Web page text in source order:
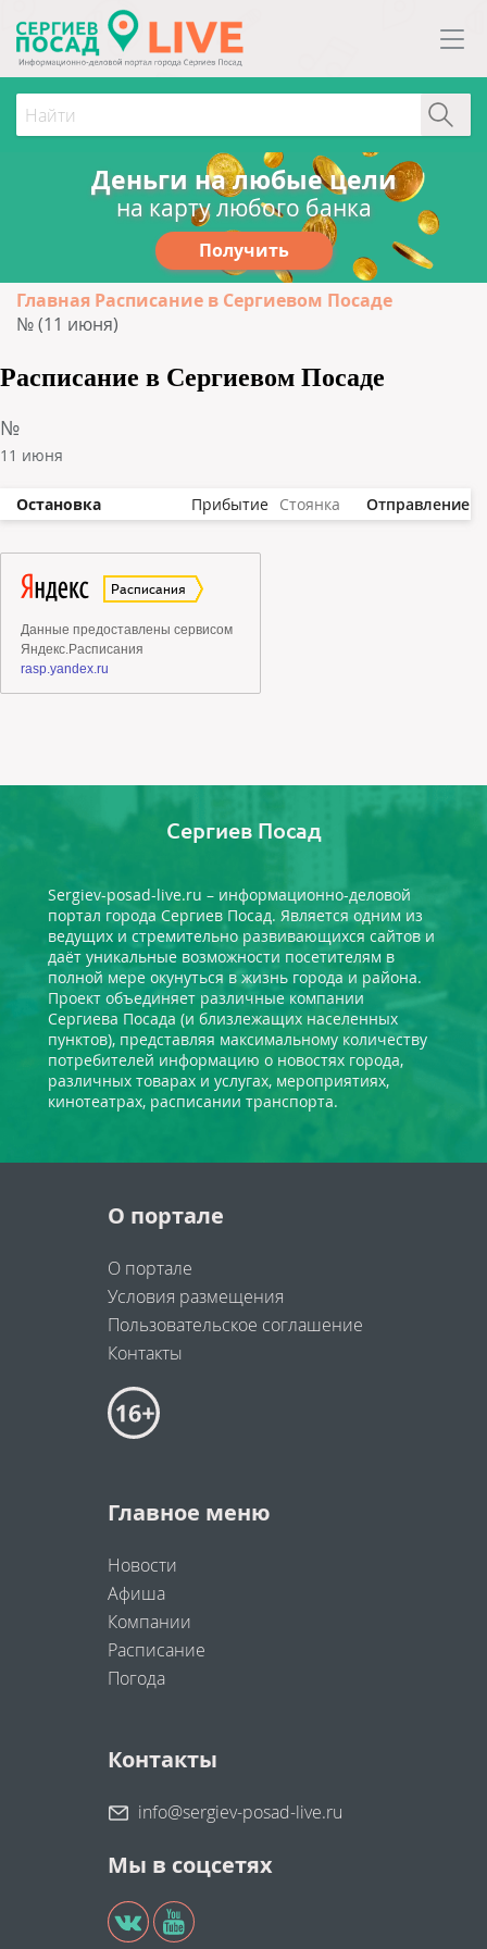
Деньги на любые цели
на карту любого банка
Получить
Главная Расписание в Сергиевом Посаде
№ (11 июня)
Расписание в Сергиевом Посаде
№
11 июня
Остановка Прибытие Стоянка Отправление
Сергиев Посад
Sergiev-posad-live.ru – информационно-деловой
портал города Сергиев Посад. Является одним из
ведущих и стремительно развивающихся сайтов и
даёт уникальные возможности посетителям в
полной мере окунуться в жизнь города и района.
Проект объединяет различные компании
Сергиева Посада (и близлежащих населенных
пунктов), представляя максимальному количеству
потребителей информацию о новостях города,
различных товарах и услугах, мероприятиях,
кинотеатрах, расписании транспорта.
О портале
О портале
Условия размещения
Пользовательское соглашение
Контакты
Главное меню
Новости
Афиша
Компании
Расписание
Погода
Контакты
info@sergiev-posad-live.ru
Мы в соцсетях